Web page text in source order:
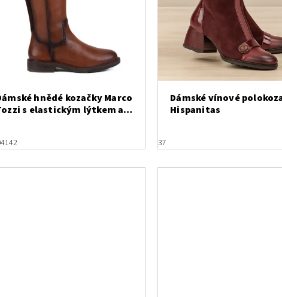
hnědé kozačky Marco
s elastickým lýtkem a
4142
Dámské vínové
Hispanitas
37